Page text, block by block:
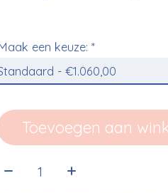
een keuze:*
Toevoegen aan
Aantal: